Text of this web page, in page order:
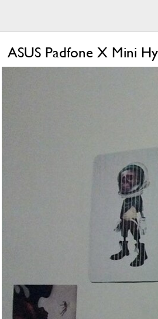
ASUS Padfone X Mini